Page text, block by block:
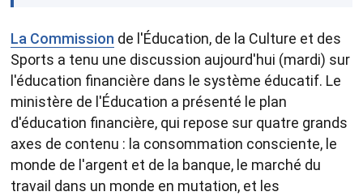
La Commission de l'Éducation, de la Culture et des
Sports a tenu une discussion aujourd'hui (mardi) sur
l'éducation financière dans le système éducatif. Le
ministère de l'Éducation a présenté le plan
d'éducation financière, qui repose sur quatre grands
axes de contenu : la consommation consciente, le
monde de l'argent et de la banque, le marché du
travail dans un monde en mutation, et les